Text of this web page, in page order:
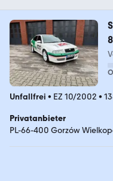
Unfallfrei • EZ 10/2002 •
Privatanbieter
PL-66-400 Gorzów